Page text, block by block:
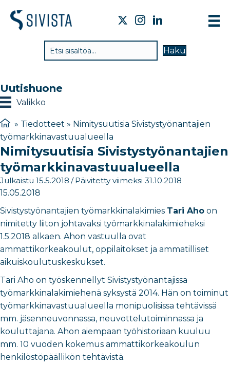
Haku
Uutishuone
Valikko
» Tiedotteet » Nimitysuutisia Sivistystyönantajien
työmarkkinavastuualueella
Nimitysuutisia Sivistystyönantajien
työmarkkinavastuualueella
Julkaistu 15.5.2018 / Päivitetty viimeksi 31.10.2018
15.05.2018
Sivistystyönantajien työmarkkinalakimies Tari Aho on
nimitetty liiton johtavaksi työmarkkinalakimieheksi
1.5.2018 alkaen. Ahon vastuulla ovat
ammattikorkeakoulut, oppilaitokset ja ammatilliset
aikuiskoulutuskeskukset.
Tari Aho on työskennellyt Sivistystyönantajissa
työmarkkinalakimiehenä syksystä 2014. Hän on toiminut
työmarkkinavastuualueella monipuolisissa tehtävissä
mm. jäsenneuvonnassa, neuvottelutoiminnassa ja
kouluttajana. Ahon aiempaan työhistoriaan kuuluu
mm. 10 vuoden kokemus ammattikorkeakoulun
henkilöstöpäällikön tehtävistä.